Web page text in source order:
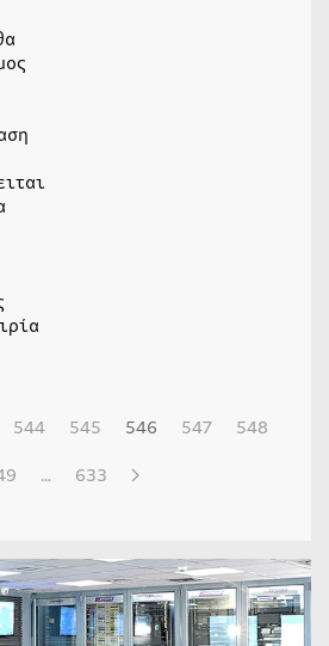
544 545 546 547
548
… 633